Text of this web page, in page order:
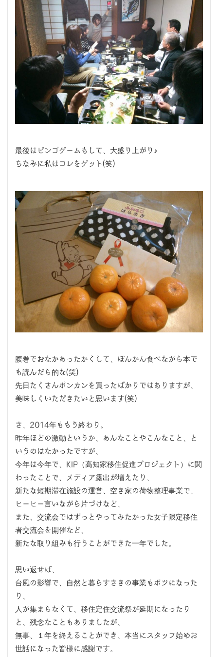
最後はビンゴゲームもして、大盛り上がり♪
ちなみに私はコレをゲット(笑)
腹巻でおなかあったかくして、ぽんかん食べながら本で
も読んだら的な(笑)
先日たくさんポンカンを買ったばかりではありますが、
美味しくいただきたいと思います(笑)
さ、2014年ももう終わり。
昨年ほどの激動というか、あんなことやこんなこと、と
いうのはなかったですが、
今年は今年で、KIP（高知家移住促進プロジェクト）に関
わったことで、メディア露出が増えたり、
新たな短期滞在施設の運営、空き家の荷物整理事業で、
ヒーヒー言いながら片づけなど、
また、交流会ではずっとやってみたかった女子限定移住
者交流会を開催など、
新たな取り組みも行うことができた一年でした。
思い返せば、
台風の影響で、自然と暮らすさきの事業もボツになった
り、
人が集まらなくて、移住定住交流祭が延期になったり
と、残念なこともありましたが、
無事、１年を終えることができ、本当にスタッフ始めお
世話になった皆様に感謝です。